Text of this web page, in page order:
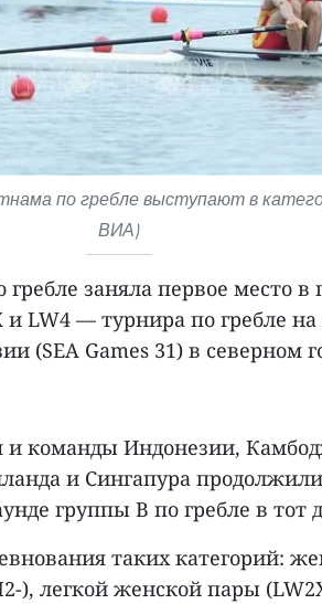
по гребле выступают в
ВИА)
заняла первое место в
и LW4 — турнира по гребле
(SEA Games 31) в северном
команды Индонезии,
и Сингапура продолжили
группы B по гребле в тот
таких категорий:
), легкой женской пары